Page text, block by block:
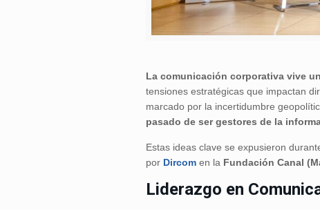
La comunicación corporativa vive
tensiones estratégicas que impactan
marcado por la incertidumbre
pasado de ser gestores de la
Estas ideas clave se expusieron
por Dircomen la Fundación Canal
Liderazgo en